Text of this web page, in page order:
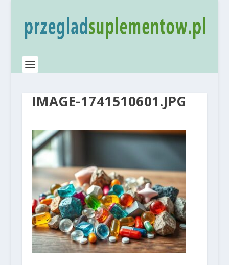
IMAGE-1741510601.JPG